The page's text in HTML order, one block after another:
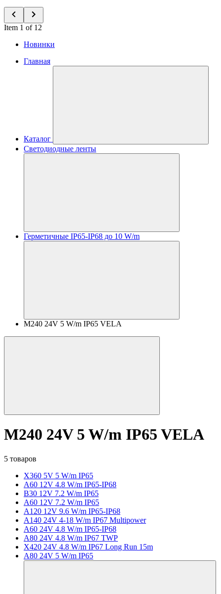
Item 1 of 12
Новинки
Главная
Каталог
Светодиодные ленты
Герметичные IP65-IP68 до 10 W/m
M240 24V 5 W/m IP65 VELA
M240 24V 5 W/m IP65 VELA
5 товаров
X360 5V 5 W/m IP65
A60 12V 4.8 W/m IP65-IP68
B30 12V 7.2 W/m IP65
A60 12V 7.2 W/m IP65
A120 12V 9.6 W/m IP65-IP68
A140 24V 4-18 W/m IP67 Multipower
A60 24V 4.8 W/m IP65-IP68
A80 24V 4.8 W/m IP67 TWP
X420 24V 4.8 W/m IP67 Long Run 15m
A80 24V 5 W/m IP65